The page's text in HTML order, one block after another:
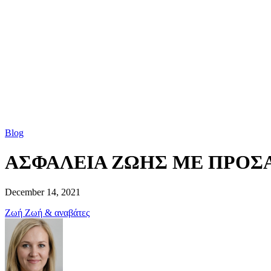
Blog
ΑΣΦΑΛΕΙΑ ΖΩΗΣ ΜΕ
December 14, 2021
Ζωή Ζωή & αναβάτες